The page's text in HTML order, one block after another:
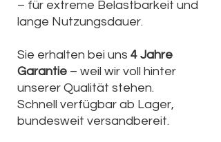
– für extreme Belastbarkeit und
lange Nutzungsdauer.
Sie erhalten bei uns 4 Jahre
Garantie – weil wir voll hinter
unserer Qualität stehen.
Schnell verfügbar ab Lager,
bundesweit versandbereit.